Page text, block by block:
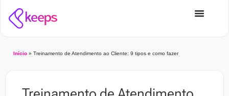
Início » Treinamento de Atendimento ao Cliente: 9 tipos e como fazer